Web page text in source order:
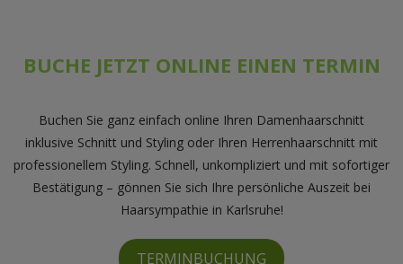
BUCHE JETZT ONLINE EINEN TERMIN
Buchen Sie ganz einfach online Ihren Damenhaarschnitt
inklusive Schnitt und Styling oder Ihren Herrenhaarschnitt mit
professionellem Styling. Schnell, unkompliziert und mit sofortiger
Bestätigung – gönnen Sie sich Ihre persönliche Auszeit bei
Haarsympathie in Karlsruhe!
TERMINBUCHUNG